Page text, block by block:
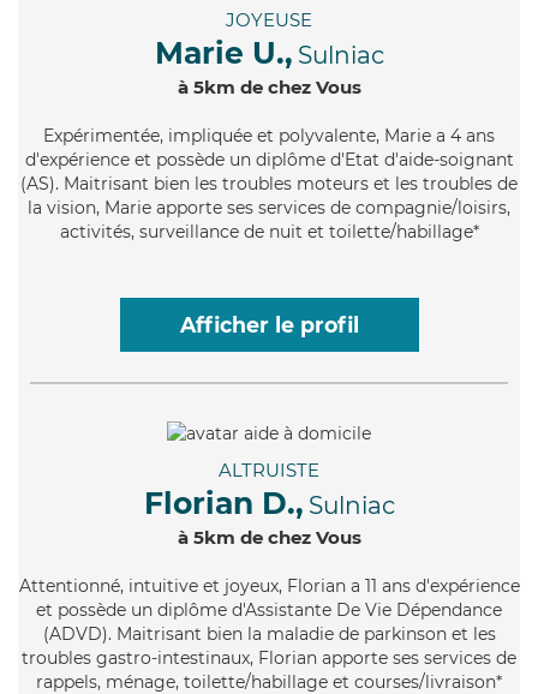
JOYEUSE
Marie U., Sulniac
à 5km de chez Vous
Expérimentée, impliquée et polyvalente, Marie a 4 ans
d'expérience et possède un diplôme d'Etat d'aide-soignant
(AS). Maitrisant bien les troubles moteurs et les troubles de
la vision, Marie apporte ses services de compagnie/loisirs,
activités, surveillance de nuit et toilette/habillage*
Afficher le profil
ALTRUISTE
Florian D., Sulniac
à 5km de chez Vous
Attentionné, intuitive et joyeux, Florian a 11 ans d'expérience
et possède un diplôme d'Assistante De Vie Dépendance
(ADVD). Maitrisant bien la maladie de parkinson et les
troubles gastro-intestinaux, Florian apporte ses services de
rappels, ménage, toilette/habillage et courses/livraison*